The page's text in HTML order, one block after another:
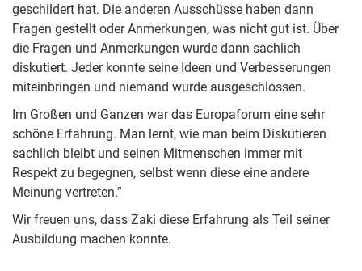
geschildert hat. Die anderen Ausschüsse haben dann
Fragen gestellt oder Anmerkungen, was nicht gut ist. Über
die Fragen und Anmerkungen wurde dann sachlich
diskutiert. Jeder konnte seine Ideen und Verbesserungen
miteinbringen und niemand wurde ausgeschlossen.
Im Großen und Ganzen war das Europaforum eine sehr
schöne Erfahrung. Man lernt, wie man beim Diskutieren
sachlich bleibt und seinen Mitmenschen immer mit
Respekt zu begegnen, selbst wenn diese eine andere
Meinung vertreten.”
Wir freuen uns, dass Zaki diese Erfahrung als Teil seiner
Ausbildung machen konnte.